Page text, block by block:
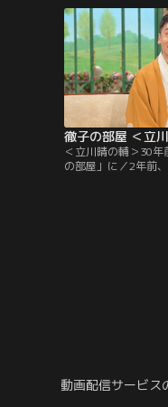
に抜擢されて俳優デ
から大人気に！特別
てもらう一幕も！朝
影での苦労について
＜立川晴の輔＞30
の部屋」に／2年前
動画配信サービス